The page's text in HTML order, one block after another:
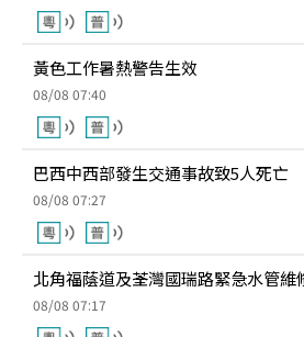
黃色工作暑熱警告生效
08/08 07:40
巴西中西部發生交通事故致5人死亡
08/08 07:27
北角福蔭道及荃灣國瑞路緊急水管維
08/08 07:17